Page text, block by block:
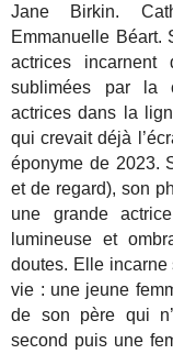
Jane Birkin.
Emmanuelle
actrices incarnent
sublimées par la
actrices dans la
qui crevait déjà
éponyme de 2023.
et de regard), son
une grande
lumineuse et
doutes. Elle
vie : une jeune
de son père qui
second puis une